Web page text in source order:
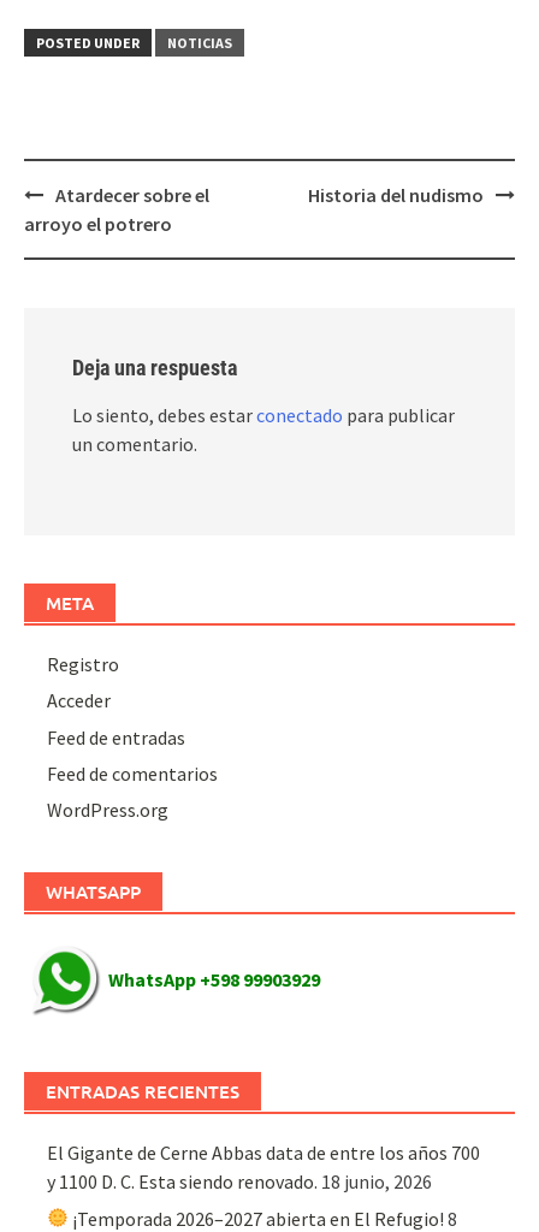
POSTED UNDER NOTICIAS
Post
navigation
Atardecer sobre el
arroyo el potrero
Historia del nudismo
Deja una respuesta
Lo siento, debes estarconectado para publicar
un comentario.
META
Registro
Acceder
Feed de entradas
Feed de comentarios
WordPress.org
WHATSAPP
WhatsApp +598 99903929
ENTRADAS RECIENTES
El Gigante de Cerne Abbas data de entre los años 700
y 1100 D. C. Esta siendo renovado. 18 junio, 2026
¡Temporada 2026–2027 abierta en El Refugio! 8